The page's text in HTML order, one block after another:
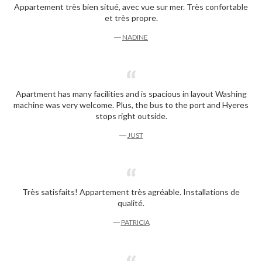
Appartement très bien situé, avec vue sur mer. Très confortable
et très propre.
― NADINE
Apartment has many facilities and is spacious in layout Washing
machine was very welcome. Plus, the bus to the port and Hyeres
stops right outside.
―JUST
Très satisfaits! Appartement très agréable. Installations de
qualité.
― PATRICIA